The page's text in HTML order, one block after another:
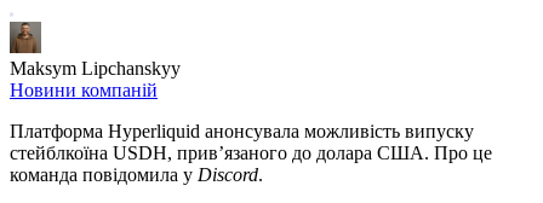
Maksym Lipchanskyy
Новини компаній
Платформа Hyperliquid анонсувала можливість випуску
стейблкоїна USDH, прив’язаного до долара США. Про це
команда повідомила у Discord.